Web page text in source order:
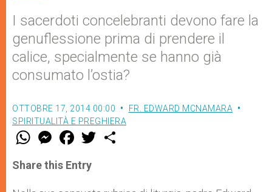
I sacerdoti concelebranti devono fare la
genuflessione prima di prendere il
calice, specialmente se hanno già
consumato l’ostia?
OTTOBRE 17, 2014 00:00
FR. EDWARD MCNAMARA
SPIRITUALITÀ E PREGHIERA
W
t
s
M
e
s
e
F
a
e
b
w
Share this Entry